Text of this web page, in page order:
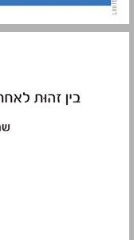
בין זהות לאחרות בתאטרון תנ”כי בישראל ... 0